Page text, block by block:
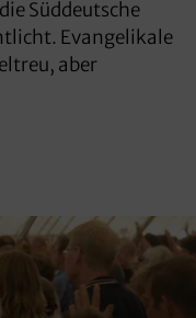
Süddeutsche
Evangelikale
aber